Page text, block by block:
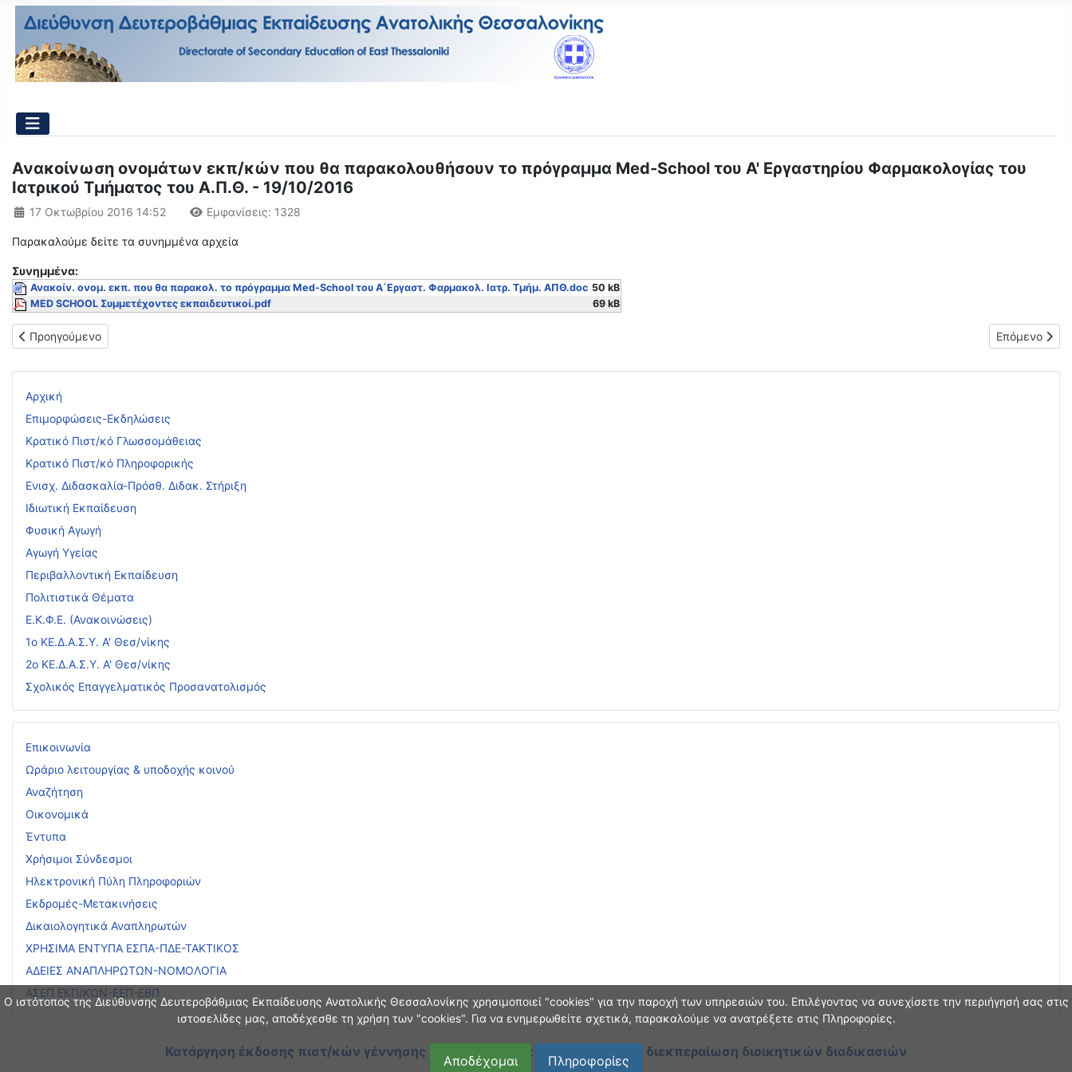
Ο ιστότοπος της Διεύθυνσης Δευτεροβάθμιας Εκπαίδευσης Ανατολικής Θεσσαλονίκης χρησιμοποιεί "cookies" για την παροχή των υπηρεσιών του. Επιλέγοντας να συνεχίσετε την περιήγησή σας στις
ιστοσελίδες μας, αποδέχεσθε τη χρήση των "cookies". Για να ενημερωθείτε σχετικά, παρακαλούμε να ανατρέξετε στις Πληροφορίες.
Αποδέχομαι Πληροφορίες
Αρχική
Επιμορφώσεις-Εκδηλώσεις
Κρατικό Πιστ/κό Γλωσσομάθειας
Κρατικό Πιστ/κό Πληροφορικής
Ενισχ. Διδασκαλία-Πρόσθ. Διδακ. Στήριξη
Ιδιωτική Εκπαίδευση
Φυσική Αγωγή
Αγωγή Υγείας
Περιβαλλοντική Εκπαίδευση
Πολιτιστικά Θέματα
Ε.Κ.Φ.Ε. (Ανακοινώσεις)
1ο ΚΕ.Δ.Α.Σ.Υ. Α' Θεσ/νίκης
2ο ΚΕ.Δ.Α.Σ.Υ. Α' Θεσ/νίκης
Σχολικός Επαγγελματικός Προσανατολισμός
Επικοινωνία
Ωράριο λειτουργίας & υποδοχής κοινού
Αναζήτηση
Οικονομικά
Έντυπα
Χρήσιμοι Σύνδεσμοι
Ηλεκτρονική Πύλη Πληροφοριών
Εκδρομές-Μετακινήσεις
Δικαιολογητικά Αναπληρωτών
ΧΡΗΣΙΜΑ ΕΝΤΥΠΑ ΕΣΠΑ-ΠΔΕ-ΤΑΚΤΙΚΟΣ
ΑΔΕΙΕΣ ΑΝΑΠΛΗΡΩΤΩΝ-ΝΟΜΟΛΟΓΙΑ
ΑΣΕΠ ΕΚΠ/ΚΩΝ-ΕΕΠ-ΕΒΠ
Κατάργηση έκδοσης πιστ/κών γέννησης και οικογεν. κατάστασης κατά τη διεκπεραίωση διοικητικών διαδικασιών
Ανακοίνωση ονομάτων εκπ/κών που θα παρακολουθήσουν το πρόγραμμα Med-School του Α' Εργαστηρίου Φαρμακολογίας του
Ιατρικού Τμήματος του Α.Π.Θ. - 19/10/2016
Λεπτομέρειες
17 Οκτωβρίου 2016 14:52 Εμφανίσεις: 1328
Παρακαλούμε δείτε τα συνημμένα αρχεία
Συνημμένα:
Ανακοίν. ονομ. εκπ. που θα παρακολ. το πρόγραμμα Med-School του Α΄Εργαστ. Φαρμακολ. Ιατρ. Τμήμ. ΑΠΘ.doc 50 kB
MED SCHOOL Συμμετέχοντες εκπαιδευτικοί.pdf
69 kB
Προηγούμενο άρθρο: Οδηγίες για την υποβολή των προγραμμάτων Περιβαλλοντικής Εκπαίδευσης, Πολιτιστικών Θεμάτων και Αγωγής Υγείας
Προηγούμενο Επόμενο
Επόμενο